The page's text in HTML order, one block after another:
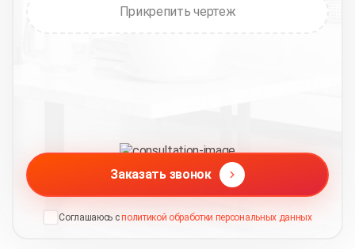
Прикрепить чертеж
Заказать звонок
Соглашаюсь с политикой обработки персональных данных